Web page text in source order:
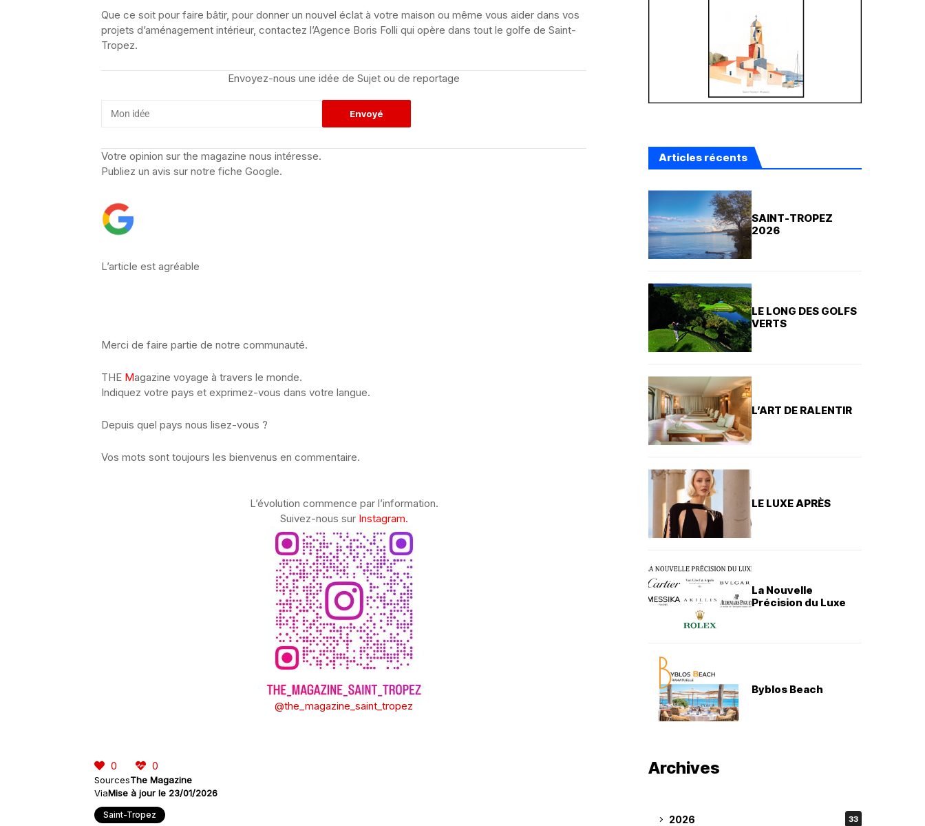
Que ce soit pour faire bâtir, pour donner un nouvel éclat à votre maison ou même vous aider dans vos
projets d’aménagement intérieur, contactez l’Agence Boris Folli qui opère dans tout le golfe de Saint-
Tropez.
Envoyez-nous une idée de Sujet ou de reportage
Votre opinion sur the magazine nous intéresse.
Publiez un avis sur notre fiche Google.
L’article est agréable
Merci de faire partie de notre communauté.
THE Magazine voyage à travers le monde.
Indiquez votre pays et exprimez-vous dans votre langue.
Depuis quel pays nous lisez-vous ?
Vos mots sont toujours les bienvenus en commentaire.
L’évolution commence par l’information.
Suivez-nous sur Instagram.
@the_magazine_saint_tropez
0 0
SourcesThe Magazine
ViaMise à jour le 23/01/2026
Saint-Tropez
Articles récents
SAINT-TROPEZ
2026
LE LONG DES GOLFS
VERTS
L’ART DE RALENTIR
LE LUXE APRÈS
La Nouvelle
Précision du Luxe
Byblos Beach
Archives
2026 33